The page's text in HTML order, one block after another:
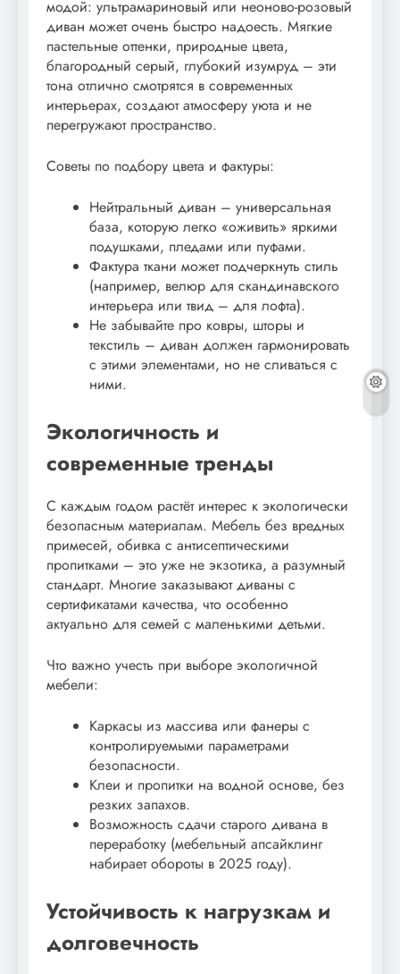
модой: ультрамариновый или неоново-розовый
диван может очень быстро надоесть. Мягкие
пастельные оттенки, природные цвета,
благородный серый, глубокий изумруд – эти
тона отлично смотрятся в современных
интерьерах, создают атмосферу уюта и не
перегружают пространство.
Советы по подбору цвета и фактуры:
Нейтральный диван – универсальная
база, которую легко «оживить» яркими
подушками, пледами или пуфами.
Фактура ткани может подчеркнуть стиль
(например, велюр для скандинавского
интерьера или твид – для лофта).
Не забывайте про ковры, шторы и
текстиль – диван должен гармонировать
с этими элементами, но не сливаться с
ними.
Экологичность и
современные тренды
С каждым годом растёт интерес к экологически
безопасным материалам. Мебель без вредных
примесей, обивка с антисептическими
пропитками – это уже не экзотика, а разумный
стандарт. Многие заказывают диваны с
сертификатами качества, что особенно
актуально для семей с маленькими детьми.
Что важно учесть при выборе экологичной
мебели:
Каркасы из массива или фанеры с
контролируемыми параметрами
безопасности.
Клеи и пропитки на водной основе, без
резких запахов.
Возможность сдачи старого дивана в
переработку (мебельный апсайклинг
набирает обороты в 2025 году).
Устойчивость к нагрузкам и
долговечность